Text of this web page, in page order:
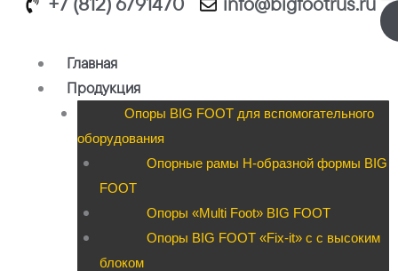
Главная
Продукция
Опоры BIG FOOT для вспомогательного
оборудования
Опорные рамы H-образной формы BIG
FOOT
Опоры «Multi Foot» BIG FOOT
Опоры BIG FOOT «Fix-it» c с высоким
блоком